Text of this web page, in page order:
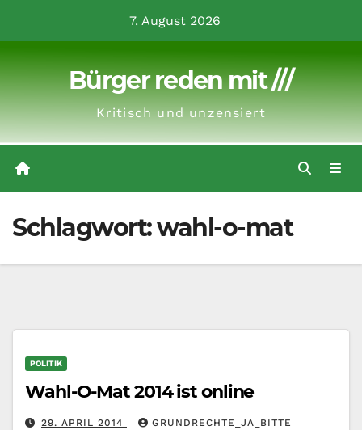
7. August 2026
Bürger reden mit ///
Kritisch und unzensiert
Schlagwort:wahl-o-mat
POLITIK
Wahl-O-Mat 2014 ist online
29. APRIL 2014 GRUNDRECHTE_JA_BITTE